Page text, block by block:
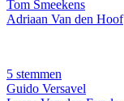
Tom Smeekens
Adriaan Van den Hoof
5 stemmen
Guido Versavel